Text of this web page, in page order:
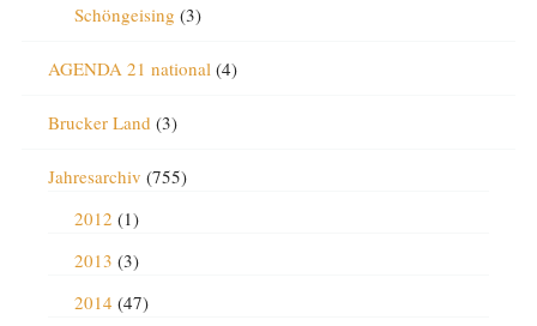
Schöngeising (3)
AGENDA 21 national (4)
Brucker Land (3)
Jahresarchiv (755)
2012 (1)
2013 (3)
2014 (47)